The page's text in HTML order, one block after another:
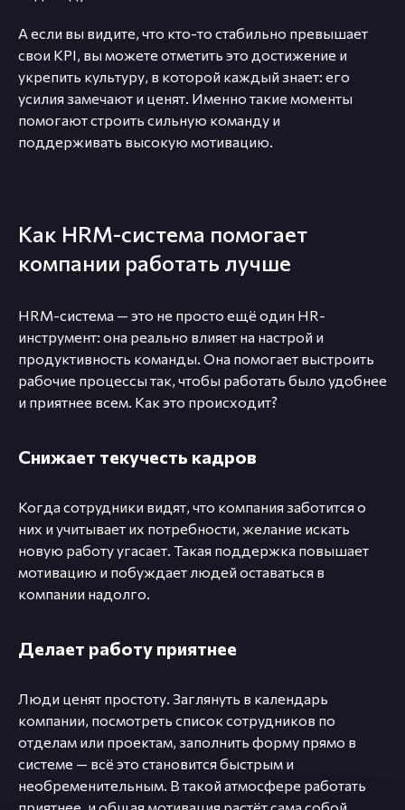
А если вы видите, что кто-то стабильно превышает
свои KPI, вы можете отметить это достижение и
укрепить культуру, в которой каждый знает: его
усилия замечают и ценят. Именно такие моменты
помогают строить сильную команду и
поддерживать высокую мотивацию.
Как HRM-система помогает
компании работать лучше
HRM-система — это не просто ещё один HR-
инструмент: она реально влияет на настрой и
продуктивность команды. Она помогает выстроить
рабочие процессы так, чтобы работать было удобнее
и приятнее всем. Как это происходит?
Снижает текучесть кадров
Когда сотрудники видят, что компания заботится о
них и учитывает их потребности, желание искать
новую работу угасает. Такая поддержка повышает
мотивацию и побуждает людей оставаться в
компании надолго.
Делает работу приятнее
Люди ценят простоту. Заглянуть в календарь
компании, посмотреть список сотрудников по
отделам или проектам, заполнить форму прямо в
системе — всё это становится быстрым и
необременительным. В такой атмосфере работать